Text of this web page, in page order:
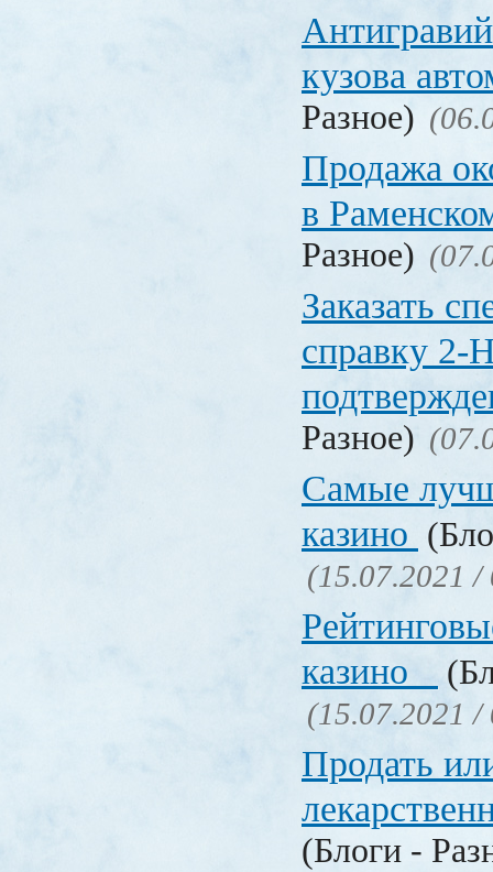
кузова
Разное)
Продажа
в
Разное)
Заказать
справку
Разное)
Самые
казино
(15.07.2021 /
казино
(15.07.2021 /
Продать
(Блоги -